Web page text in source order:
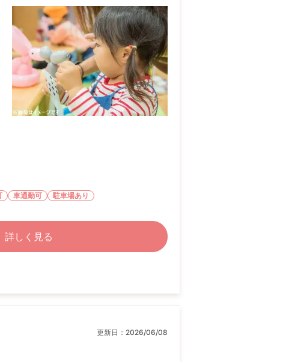
車通勤可 駐車場あり
詳しく見る
更新日： 2026/06/08